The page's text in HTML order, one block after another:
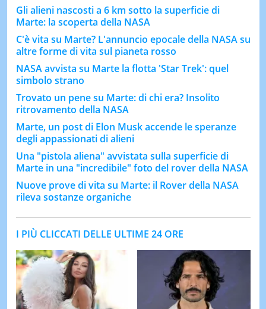
Gli alieni nascosti a 6 km sotto la superficie di
Marte: la scoperta della NASA
C'è vita su Marte? L'annuncio epocale della NASA su
altre forme di vita sul pianeta rosso
NASA avvista su Marte la flotta 'Star Trek': quel
simbolo strano
Trovato un pene su Marte: di chi era? Insolito
ritrovamento della NASA
Marte, un post di Elon Musk accende le speranze
degli appassionati di alieni
Una "pistola aliena" avvistata sulla superficie di
Marte in una "incredibile" foto del rover della NASA
Nuove prove di vita su Marte: il Rover della NASA
rileva sostanze organiche
I PIÙ CLICCATI DELLE ULTIME 24 ORE